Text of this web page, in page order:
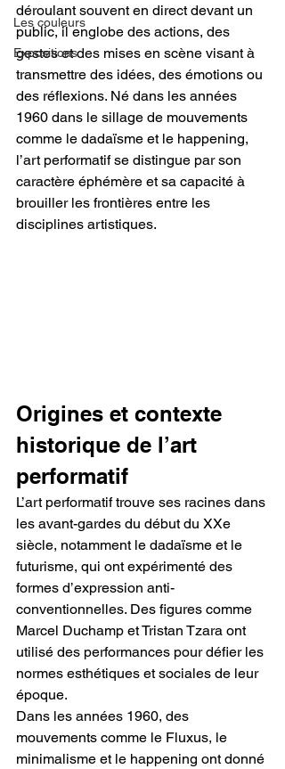
Les couleurs
Expositions
déroulant souvent en direct devant un
public, il englobe des actions, des
gestes et des mises en scène visant à
transmettre des idées, des émotions ou
des réflexions. Né dans les années
1960 dans le sillage de mouvements
comme le dadaïsme et le happening,
l’art performatif se distingue par son
caractère éphémère et sa capacité à
brouiller les frontières entre les
disciplines artistiques.
Origines et contexte
historique de l’art
performatif
L’art performatif trouve ses racines dans
les avant-gardes du début du XXe
siècle, notamment le dadaïsme et le
futurisme, qui ont expérimenté des
formes d’expression anti-
conventionnelles. Des figures comme
Marcel Duchamp et Tristan Tzara ont
utilisé des performances pour défier les
normes esthétiques et sociales de leur
époque.
Dans les années 1960, des
mouvements comme le Fluxus, le
minimalisme et le happening ont donné